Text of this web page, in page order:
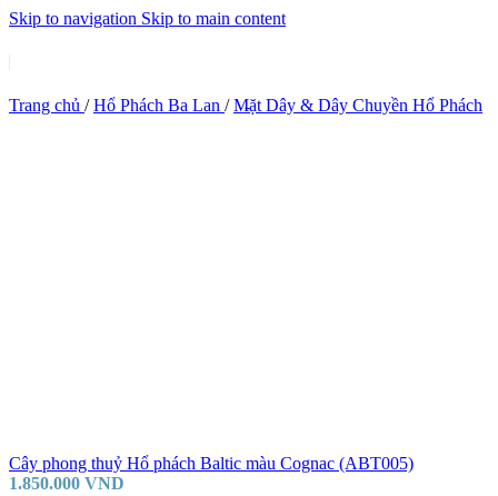
Skip to navigation Skip to main content
Trang chủ / Hổ Phách Ba Lan / Mặt Dây & Dây Chuyền Hổ Phách
Cây phong thuỷ Hổ phách Baltic màu Cognac (ABT005)
1.850.000 VND